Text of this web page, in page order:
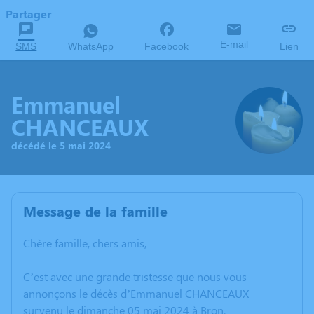
Partager
SMS WhatsApp Facebook E-mail Lien
Emmanuel
CHANCEAUX
décédé le 5 mai 2024
Message de la famille
Chère famille, chers amis,
C’est avec une grande tristesse que nous vous
annonçons le décès d’Emmanuel CHANCEAUX
survenu le dimanche 05 mai 2024 à Bron.